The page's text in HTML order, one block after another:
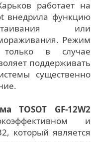
работает на
внедрила функцию
или
Режим
только в случае
поддерживать
существенно
TOSOT GF-12W2
и
который является